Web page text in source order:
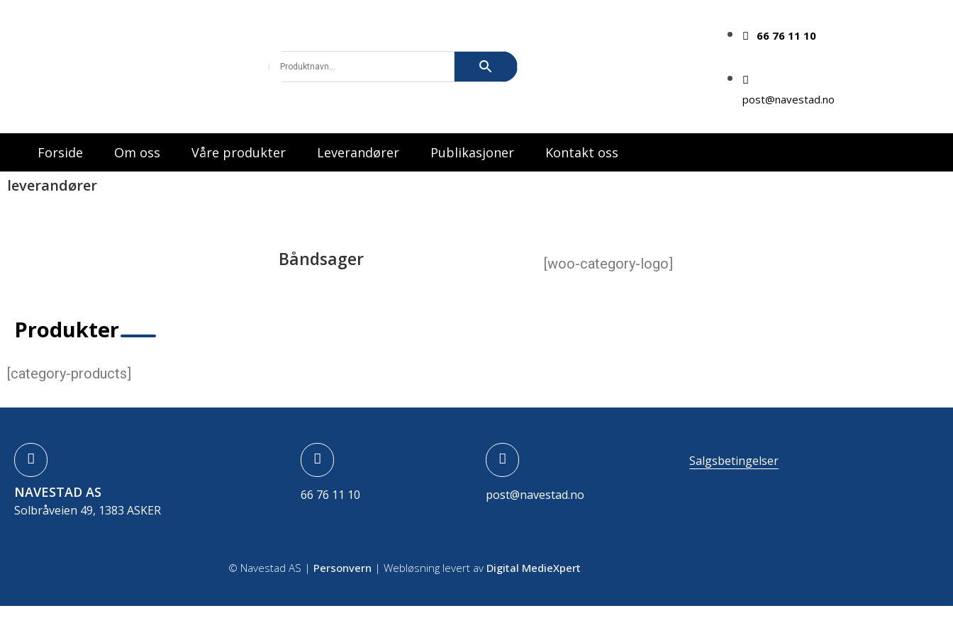
66 76 11 10
post@navestad.no
Forside Om oss Våre produkter Leverandører Publikasjoner Kontakt oss
leverandører
Båndsager [woo-category-logo]
Produkter
[category-products]
NAVESTAD AS
Solbråveien 49, 1383 ASKER
66 76 11 10 post@navestad.no
Salgsbetingelser
© Navestad AS | Personvern | Webløsning levert avDigital MedieXpert